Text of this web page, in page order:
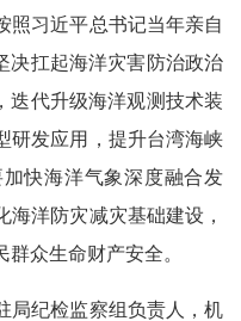
照习近平总书记当年亲自
决扛起海洋灾害防治政治
迭代升级海洋观测技术装
研发应用，提升台湾海峡
快海洋气象深度融合发
海洋防灾减灾基础建设，
众生命财产安全。
纪检监察组负责人，机